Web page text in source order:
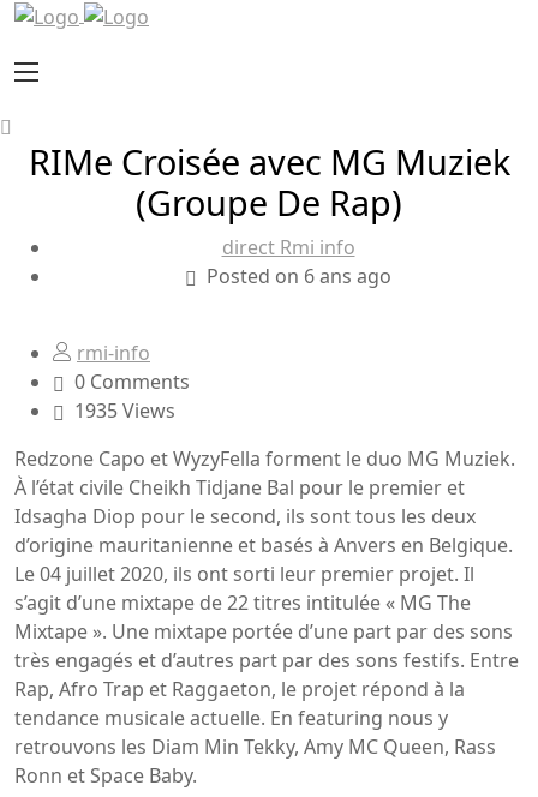
RIMe Croisée avec MG Muziek
(Groupe De Rap)
direct Rmi info
Posted on 6 ans ago
rmi-info
0 Comments
1935 Views
Redzone Capo et WyzyFella forment le duo MG Muziek.
À l’état civile Cheikh Tidjane Bal pour le premier et
Idsagha Diop pour le second, ils sont tous les deux
d’origine mauritanienne et basés à Anvers en Belgique.
Le 04 juillet 2020, ils ont sorti leur premier projet. Il
s’agit d’une mixtape de 22 titres intitulée « MG The
Mixtape ». Une mixtape portée d’une part par des sons
très engagés et d’autres part par des sons festifs. Entre
Rap, Afro Trap et Raggaeton, le projet répond à la
tendance musicale actuelle. En featuring nous y
retrouvons les Diam Min Tekky, Amy MC Queen, Rass
Ronn et Space Baby.